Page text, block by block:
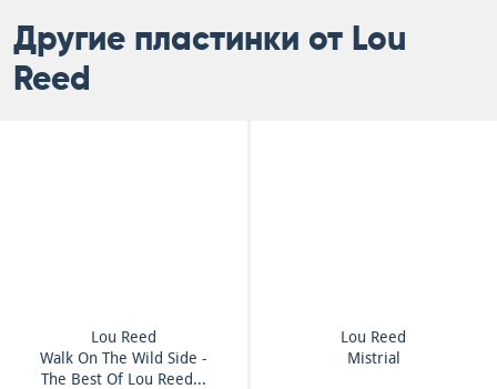
Другие пластинки от Lou
Reed
Lou Reed
Walk On The Wild Side -
The Best Of Lou Reed...
Lou Reed
Mistrial